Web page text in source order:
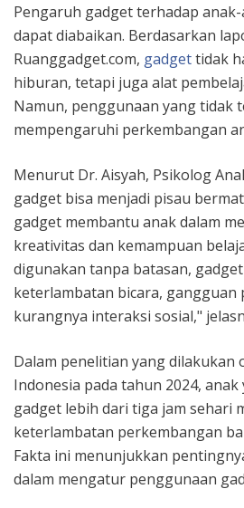
Pengaruh gadget terhadap
dapat diabaikan. Berdasarkan
Ruanggadget.com, gadgettidak
hiburan, tetapi juga alat
Namun, penggunaan yang tidak
mempengaruhi perkembangan
Menurut Dr. Aisyah, Psikolog
gadget bisa menjadi pisau
gadget membantu anak dalam
kreativitas dan kemampuan
digunakan tanpa batasan,
keterlambatan bicara, gangguan
kurangnya interaksi sosial,"
Dalam penelitian yang dilakukan
Indonesia pada tahun 2024,
gadget lebih dari tiga jam sehari
keterlambatan perkembangan
Fakta ini menunjukkan
dalam mengatur penggunaan